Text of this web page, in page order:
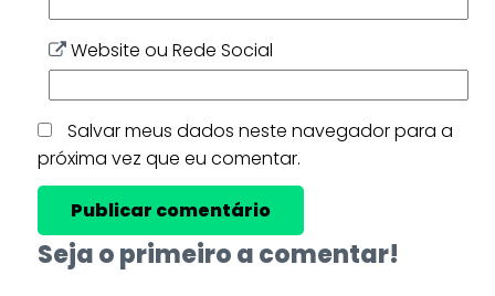
Website ou Rede Social
Salvar meus dados neste navegador para a
próxima vez que eu comentar.
Seja o primeiro a comentar!